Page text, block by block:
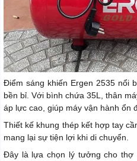
Điểm sáng khiến Ergen 2535 nổi
bền bỉ. Với bình chứa 35L, thân
áp lực cao, giúp máy vận hành ổn
Thiết kế khung thép kết hợp tay
mang lại sự tiện lợi khi di chuyển.
Đây là lựa chọn lý tưởng cho